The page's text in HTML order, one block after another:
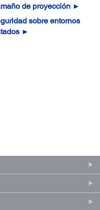
de proyección ►
sobre entornos
►